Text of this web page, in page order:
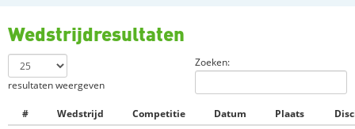
Wedstrijdresultaten
resultaten weergeven
Zoeken:
# Wedstrijd Competitie Datum Plaats